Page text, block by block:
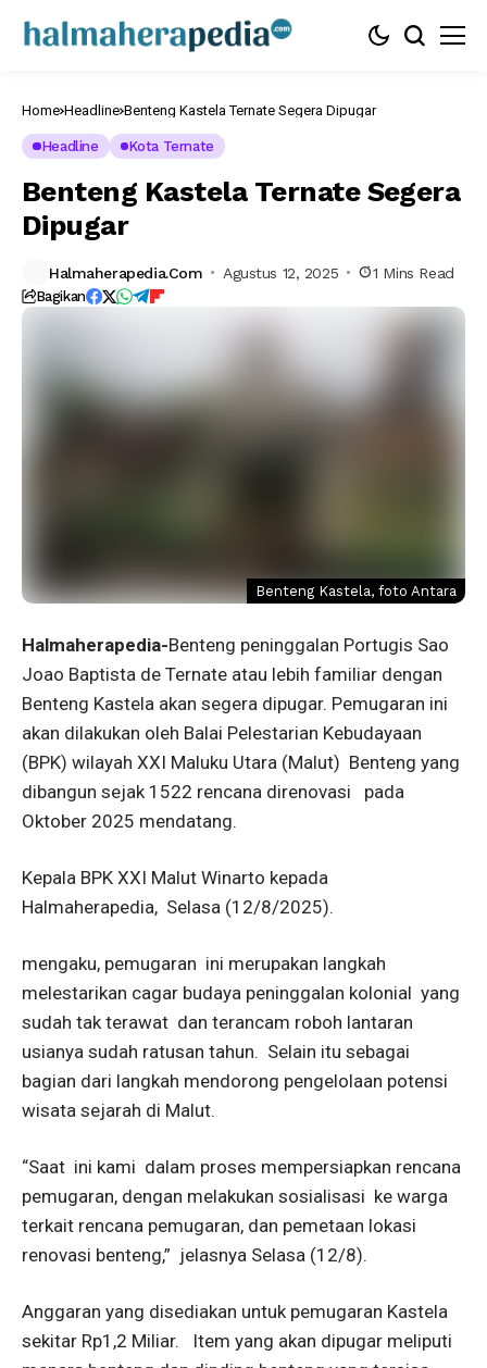
Home Headline Benteng Kastela Ternate Segera Dipugar
Headline Kota Ternate
Benteng Kastela Ternate Segera
Dipugar
Halmaherapedia.com Agustus 12, 2025 1 Mins Read
Bagikan
Benteng Kastela, foto Antara
Halmaherapedia-Benteng peninggalan Portugis Sao
Joao Baptista de Ternate atau lebih familiar dengan
Benteng Kastela akan segera dipugar. Pemugaran ini
akan dilakukan oleh Balai Pelestarian Kebudayaan
(BPK) wilayah XXI Maluku Utara (Malut) Benteng yang
dibangun sejak 1522 rencana direnovasi
pada
Oktober 2025 mendatang.
Kepala BPK XXI Malut Winarto kepada
Halmaherapedia, Selasa (12/8/2025).
mengaku, pemugaran ini merupakan langkah
melestarikan cagar budaya peninggalan kolonial yang
sudah tak terawat dan terancam roboh lantaran
usianya sudah ratusan tahun. Selain itu sebagai
bagian dari langkah mendorong pengelolaan potensi
wisata sejarah di Malut.
“Saat ini kami dalam proses mempersiapkan rencana
pemugaran, dengan melakukan sosialisasi ke warga
terkait rencana pemugaran, dan pemetaan lokasi
renovasi benteng,” jelasnya Selasa (12/8).
Anggaran yang disediakan untuk pemugaran Kastela
sekitar Rp1,2 Miliar.
Item yang akan dipugar meliputi